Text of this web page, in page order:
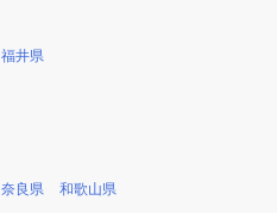
福井県
奈良県 和歌山県